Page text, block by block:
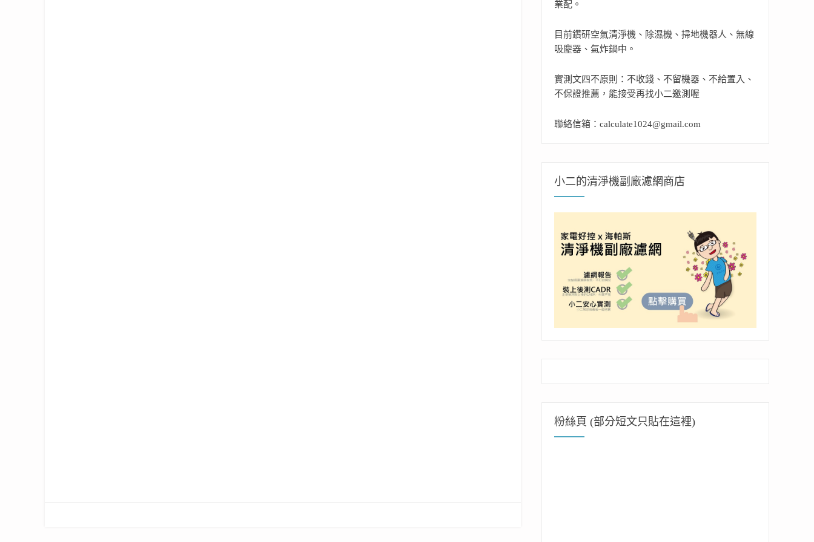
業配。
目前鑽研空氣清淨機、除濕機、掃地機器人、無線
吸塵器、氣炸鍋中。
實測文四不原則：不收錢、不留機器、不給置入、
不保證推薦，能接受再找小二邀測喔
聯絡信箱：calculate1024@gmail.com
小二的清淨機副廠濾網商店
粉絲頁 (部分短文只貼在這裡)